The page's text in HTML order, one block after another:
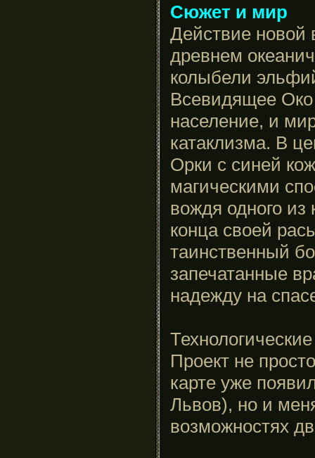
Сюжет и мир
Действие новой
древнем
колыбели
Всевидящее
население, и
катаклизма. В
Орки с синей
магическими
вождя одного
конца своей
таинственный
запечатанные
надежду на
Проект не
карте уже
Львов), но и
возможностях